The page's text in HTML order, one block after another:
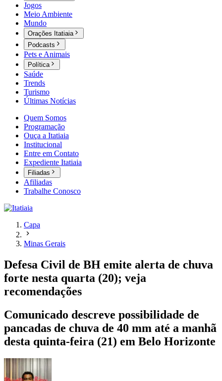
Jogos
Meio Ambiente
Mundo
Orações Itatiaia
Podcasts
Pets e Animais
Política
Saúde
Trends
Turismo
Últimas Notícias
Quem Somos
Programação
Ouça a Itatiaia
Institucional
Entre em Contato
Expediente Itatiaia
Filiadas
Afiliadas
Trabalhe Conosco
Capa
Minas Gerais
Defesa Civil de BH emite alerta de chuva
forte nesta quarta (20); veja
recomendações
Comunicado descreve possibilidade de
pancadas de chuva de 40 mm até a manhã
desta quinta-feira (21) em Belo Horizonte